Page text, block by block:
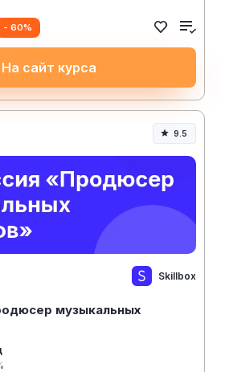
- 60%
На сайт курса
9.5
Skillbox
музыкальных